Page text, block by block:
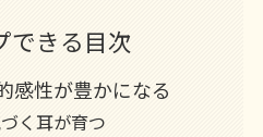
できる目次
感性が豊かになる
く耳が育つ